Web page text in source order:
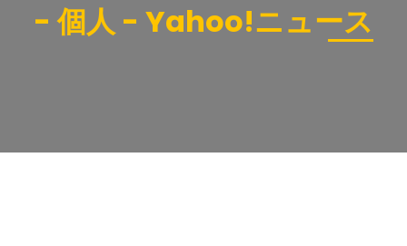
- 個人 - Yahoo!ニュース